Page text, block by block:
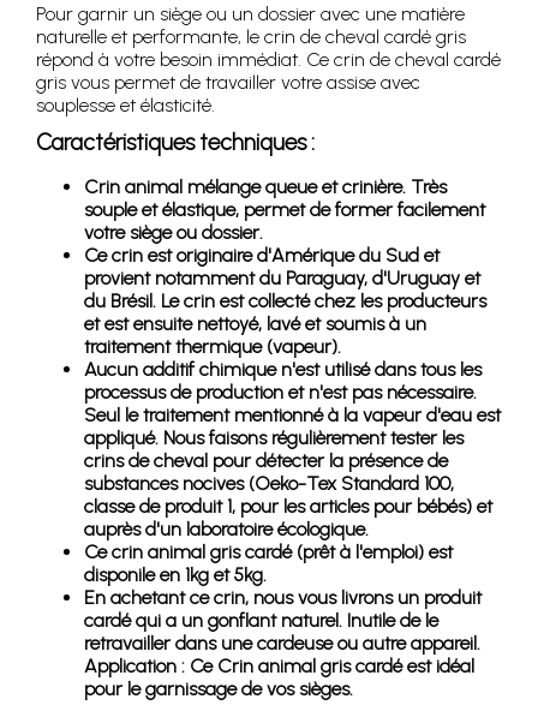
Pour garnir un siège ou un dossier avec une matière
naturelle et performante, le crin de cheval cardé gris
répond à votre besoin immédiat. Ce crin de cheval cardé
gris vous permet de travailler votre assise avec
souplesse et élasticité.
Caractéristiques techniques :
Crin animal mélange queue et crinière. Très
souple et élastique, permet de former facilement
votre siège ou dossier.
Ce crin est originaire d'Amérique du Sud et
provient notamment du Paraguay, d'Uruguay et
du Brésil. Le crin est collecté chez les producteurs
et est ensuite nettoyé, lavé et soumis à un
traitement thermique (vapeur).
Aucun additif chimique n'est utilisé dans tous les
processus de production et n'est pas nécessaire.
Seul le traitement mentionné à la vapeur d'eau est
appliqué. Nous faisons régulièrement tester les
crins de cheval pour détecter la présence de
substances nocives (Oeko-Tex Standard 100,
classe de produit 1, pour les articles pour bébés) et
auprès d'un laboratoire écologique.
Ce crin animal gris cardé (prêt à l'emploi) est
disponile en 1kg et 5kg.
En achetant ce crin, nous vous livrons un produit
cardé qui a un gonflant naturel. Inutile de le
retravailler dans une cardeuse ou autre appareil.
Application : Ce Crin animal gris cardé est idéal
pour le garnissage de vos sièges.